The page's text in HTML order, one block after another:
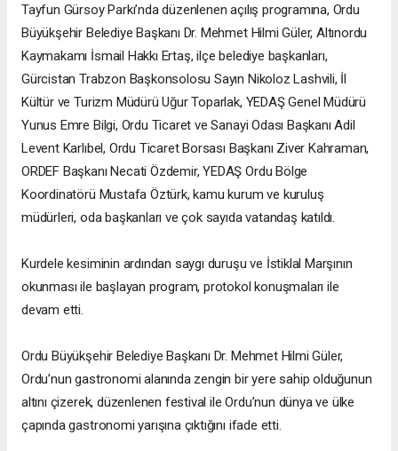
Tayfun Gürsoy Parkı’nda düzenlenen açılış programına, Ordu
Büyükşehir Belediye Başkanı Dr. Mehmet Hilmi Güler, Altınordu
Kaymakamı İsmail Hakkı Ertaş, ilçe belediye başkanları,
Gürcistan Trabzon Başkonsolosu Sayın Nikoloz Lashvili, İl
Kültür ve Turizm Müdürü Uğur Toparlak, YEDAŞ Genel Müdürü
Yunus Emre Bilgi, Ordu Ticaret ve Sanayi Odası Başkanı Adil
Levent Karlıbel, Ordu Ticaret Borsası Başkanı Ziver Kahraman,
ORDEF Başkanı Necati Özdemir, YEDAŞ Ordu Bölge
Koordinatörü Mustafa Öztürk, kamu kurum ve kuruluş
müdürleri, oda başkanları ve çok sayıda vatandaş katıldı.
Kurdele kesiminin ardından saygı duruşu ve İstiklal Marşının
okunması ile başlayan program, protokol konuşmaları ile
devam etti.
Ordu Büyükşehir Belediye Başkanı Dr. Mehmet Hilmi Güler,
Ordu’nun gastronomi alanında zengin bir yere sahip olduğunun
altını çizerek, düzenlenen festival ile Ordu’nun dünya ve ülke
çapında gastronomi yarışına çıktığını ifade etti.